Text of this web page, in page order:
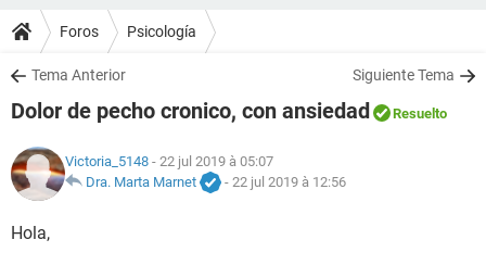
FORUMS
SALUD
NUTRICIÓN
BIENESTAR
Foros Psicología
Tema Anterior Siguiente Tema
Dolor de pecho cronico, con ansiedad Resuelto
Victoria_5148 - 22 jul 2019 à 05:07
Dra. Marta Marnet
- 22 jul 2019 à 12:56
Hola,